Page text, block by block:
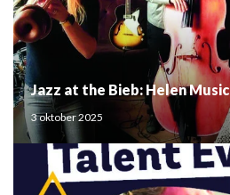
Jazz at the Bieb: Helen Music
3 oktober 2025